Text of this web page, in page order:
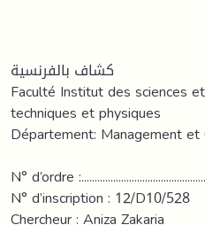
كشاف بالفرنسية
Faculté Institut des sciences
techniques et physiques
Département: Management
N° d’ordre
N° d’inscription : 12/D10/528
Chercheur : Aniza Zakaria